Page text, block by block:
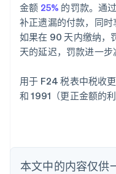
金额 25% 的罚款。通
补正遗漏的付款，同时
如果在 90 天内缴纳，
天的延迟，罚款进一步
用于 F24 税表中税收
和 1991（更正金额的利
本文中的内容仅供
爱沙尼亚
English
奥地利
Deutsch English
澳大利亚
巴西
PortuguêsEnglish
English